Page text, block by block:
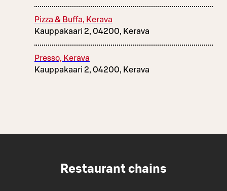
Pizza & Buffa, Kerava
Kauppakaari 2, 04200, Kerava
Presso, Kerava
Kauppakaari 2, 04200, Kerava
Restaurant chains